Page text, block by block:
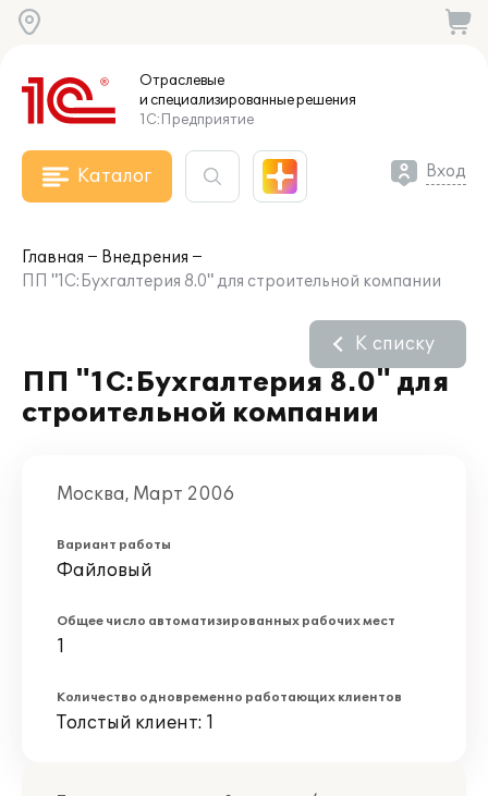
Отраслевые
и специализированныерешения
1С:Предприятие
Каталог Вход
Главная
Внедрения
ПП "1С:Бухгалтерия 8.0" для строительной компании
ПП "1С:Бухгалтерия 8.0" для
строительной компании
К списку
Москва, Март 2006
Вариант работы
Файловый
Общее число автоматизированных рабочих мест
1
Количество одновременно работающих клиентов
Толстый клиент: 1